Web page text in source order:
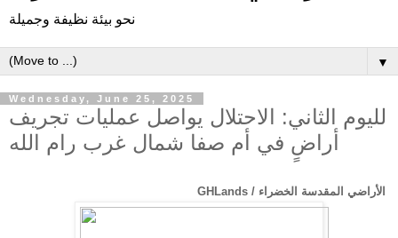
نحو بيئة نظيفة وجميلة
▼
Wednesday, June 25, 2025
لليوم الثاني: الاحتلال يواصل عمليات تجريف
أراضٍ في أم صفا شمال غرب رام الله
الأراضي المقدسة الخضراء / GHLands